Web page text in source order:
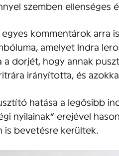
szemben ellenséges
kommentárok arra
amelyet Indra
a dorjét, hogy annak
irányította, és
hatása a legősibb
nyilainak” erejével
is bevetésre kerültek.